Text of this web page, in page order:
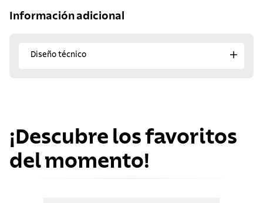
Información adicional
Diseño técnico
¡Descubre los favoritos
del momento!